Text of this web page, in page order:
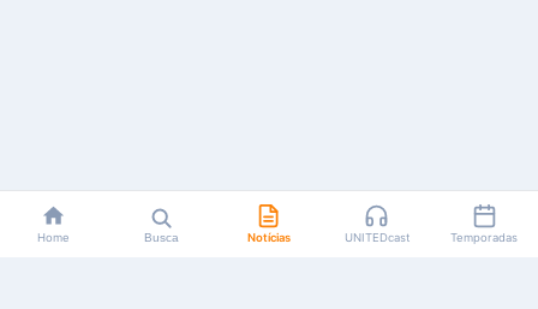
Home Busca Notícias UNITEDcast Temporadas